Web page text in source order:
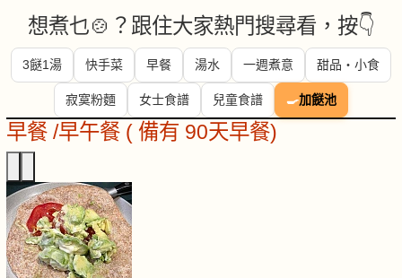
想煮乜🍲？跟住大家熱門搜尋看，按👇
3餸1湯 快手菜 早餐 湯水 一週煮意 甜品・小食
寂寞粉麵 女士食譜 兒童食譜 🍳加餸池
早餐 /早午餐 ( 備有 90天早餐)